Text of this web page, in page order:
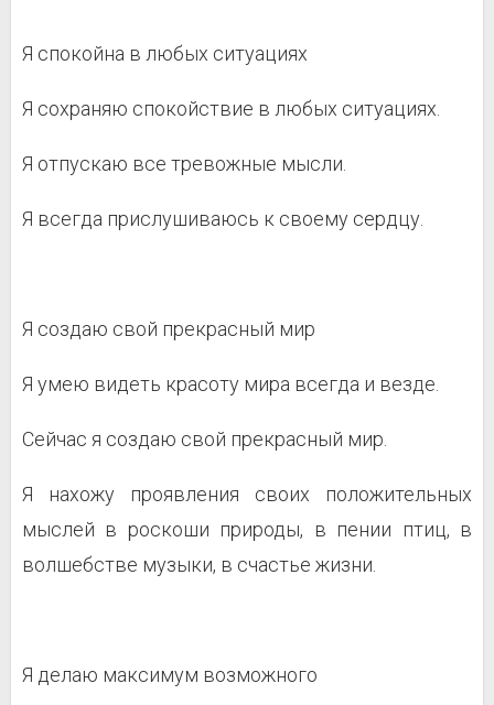
Я спокойна в любых ситуациях
Я сохраняю спокойствие в любых ситуациях.
Я отпускаю все тревожные мысли.
Я всегда прислушиваюсь к своему сердцу.
Я создаю свой прекрасный мир
Я умею видеть красоту мира всегда и везде.
Сейчас я создаю свой прекрасный мир.
Я нахожу проявления своих положительных
мыслей в роскоши природы, в пении птиц, в
волшебстве музыки, в счастье жизни.
Я делаю максимум возможного